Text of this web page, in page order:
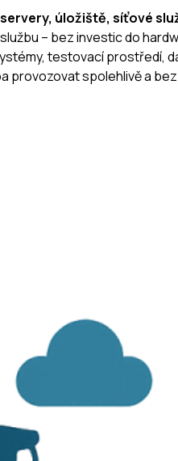
úložiště, síťové
– bez investic do
testovací prostředí,
provozovat spolehlivě a